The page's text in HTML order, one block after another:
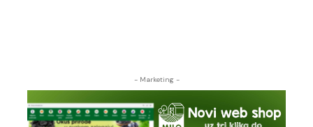
- Marketing -